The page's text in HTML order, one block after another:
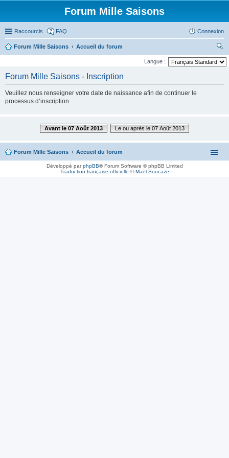
Forum Mille Saisons
Raccourcis FAQ Connexion
Forum Mille Saisons
Accueil du forum
ec
ch
Langue :
Forum Mille Saisons - Inscription
Veuillez nous renseigner votre date de naissance afin de continuer le
processus d’inscription.
Avant le 07 Août 2013 Le ou après le 07 Août 2013
Forum Mille Saisons Accueil du forum
Développé parphpBB® Forum Software © phpBB Limited
Traduction française officielle ©Maël Soucaze